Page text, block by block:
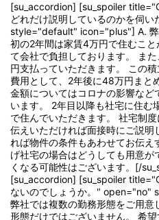
[su_accordion] [su_spoiler
どれだけ説明しているのかを伺
style="default" icon="plus"] A. 弊
初の2年間は家賃4万円で住むこ
て会社で負担しております。 ま
円支払っていただきます。 この
費用として、2年後に48万円まと
金額についてはコロナの影響な
います。 2年目以降も社宅に住む
で住んでいただきます。 社宅制
伝えいただければ面接時にご説明
れば物件の条件もあわせてお伝え
げ社宅の場合はどうしても用意
くなる可能性はございます。[/
[su_accordion] [su_spoiler
ないのでしょうか。"
弊社では複数の勤務形態をご用意
形態だけではございません。 希